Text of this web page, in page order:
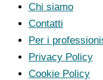
Chi siamo
Contatti
Per i
Privacy Policy
Cookie Policy